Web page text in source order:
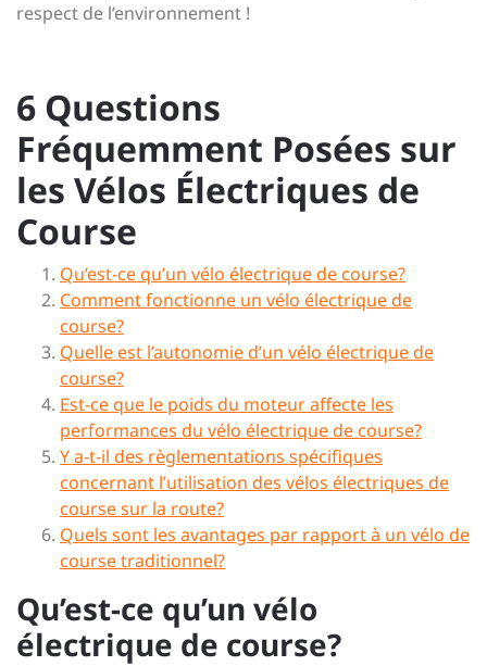
respect de l’environnement !
6 Questions
Fréquemment Posées sur
les Vélos Électriques de
Course
Qu’est-ce qu’un vélo électrique de course?
Comment fonctionne un vélo électrique de
course?
Quelle est l’autonomie d’un vélo électrique de
course?
Est-ce que le poids du moteur affecte les
performances du vélo électrique de course?
Y a-t-il des règlementations spécifiques
concernant l’utilisation des vélos électriques de
course sur la route?
Quels sont les avantages par rapport à un vélo de
course traditionnel?
Qu’est-ce qu’un vélo
électrique de course?